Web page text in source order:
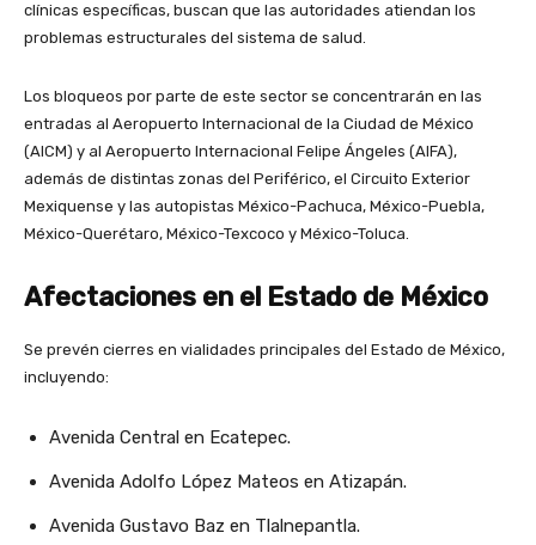
clínicas específicas, buscan que las autoridades atiendan los
problemas estructurales del sistema de salud.
Los bloqueos por parte de este sector se concentrarán en las
entradas al Aeropuerto Internacional de la Ciudad de México
(AICM) y al Aeropuerto Internacional Felipe Ángeles (AIFA),
además de distintas zonas del Periférico, el Circuito Exterior
Mexiquense y las autopistas México-Pachuca, México-Puebla,
México-Querétaro, México-Texcoco y México-Toluca.
Afectaciones en el Estado de México
Se prevén cierres en vialidades principales del Estado de México,
incluyendo:
Avenida Central en Ecatepec.
Avenida Adolfo López Mateos en Atizapán.
Avenida Gustavo Baz en Tlalnepantla.